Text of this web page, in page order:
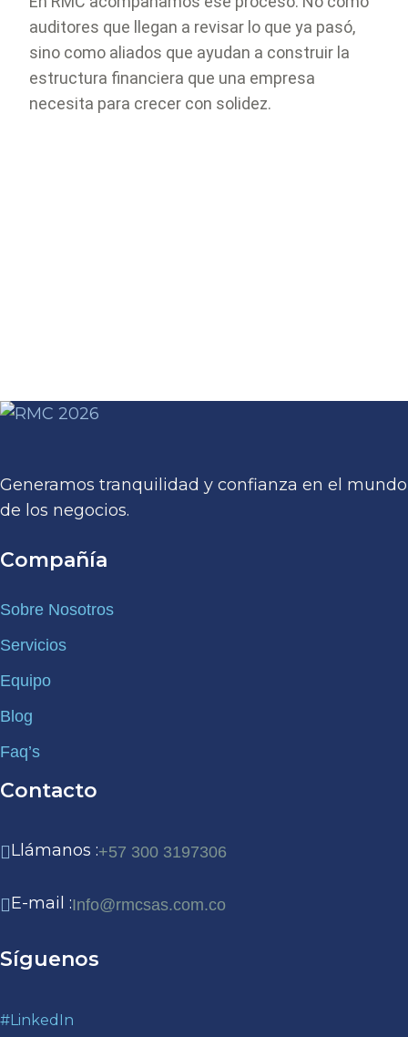
auditores que llegan a revisar lo que ya pasó,
sino como aliados que ayudan a construir la
estructura financiera que una empresa
necesita para crecer con solidez.
Generamos tranquilidad y confianza en el mundo
de los negocios.
Compañía
Sobre Nosotros
Servicios
Equipo
Blog
Faq’s
Contacto
Llámanos :+57 300 3197306
E-mail :Info@rmcsas.com.co
Síguenos
#LinkedIn